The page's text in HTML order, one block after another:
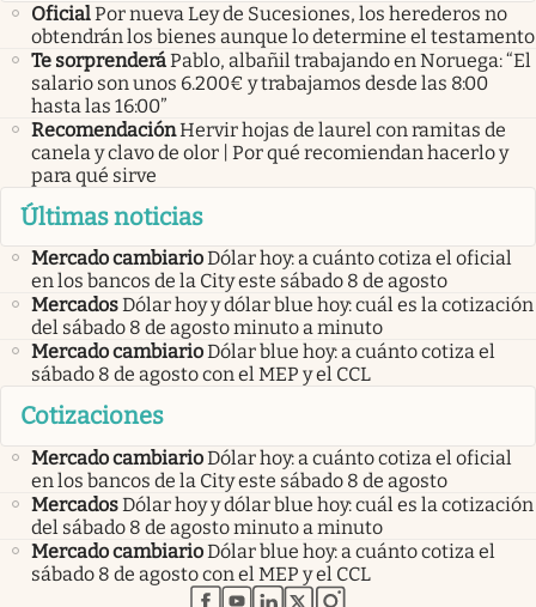
OficialPor nueva Ley de Sucesiones, los herederos no
obtendrán los bienes aunque lo determine el testamento
Te sorprenderáPablo, albañil trabajando en Noruega: “El
salario son unos 6.200€ y trabajamos desde las 8:00
hasta las 16:00”
RecomendaciónHervir hojas de laurel con ramitas de
canela y clavo de olor | Por qué recomiendan hacerlo y
para qué sirve
Últimas noticias
Mercado cambiarioDólar hoy: a cuánto cotiza el oficial
en los bancos de la City este sábado 8 de agosto
MercadosDólar hoy y dólar blue hoy: cuál es la cotización
del sábado 8 de agosto minuto a minuto
Mercado cambiarioDólar blue hoy: a cuánto cotiza el
sábado 8 de agosto con el MEP y el CCL
Cotizaciones
Mercado cambiarioDólar hoy: a cuánto cotiza el oficial
en los bancos de la City este sábado 8 de agosto
MercadosDólar hoy y dólar blue hoy: cuál es la cotización
del sábado 8 de agosto minuto a minuto
Mercado cambiarioDólar blue hoy: a cuánto cotiza el
sábado 8 de agosto con el MEP y el CCL
abre en nueva pestaña
abre en nueva pestaña
abre en nueva pestaña
abre en nueva pestaña
abre en nueva pestaña